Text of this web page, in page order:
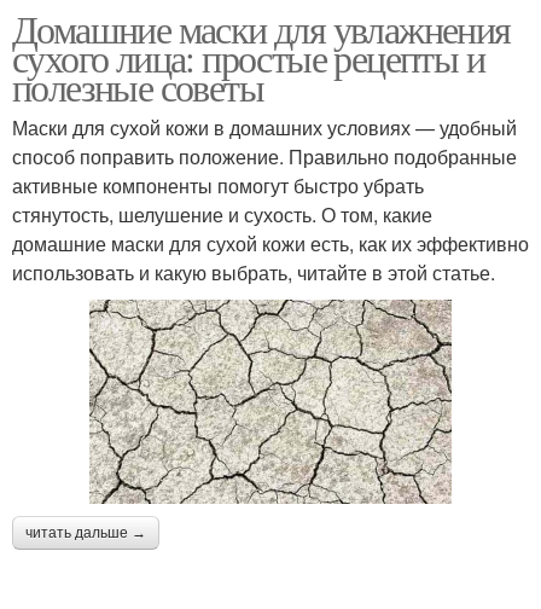
Домашние маски для увлажнения
сухого лица: простые рецепты и
полезные советы
Маски для сухой кожи в домашних условиях — удобный
способ поправить положение. Правильно подобранные
активные компоненты помогут быстро убрать
стянутость, шелушение и сухость. О том, какие
домашние маски для сухой кожи есть, как их эффективно
использовать и какую выбрать, читайте в этой статье.
читать дальше →